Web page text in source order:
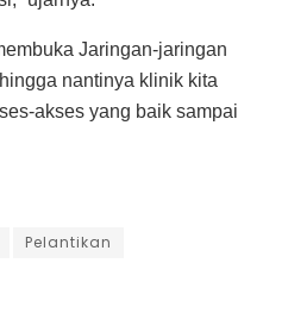
Jaringan-jaringan
nantinya klinik kita
akses yang baik sampai
Pelantikan